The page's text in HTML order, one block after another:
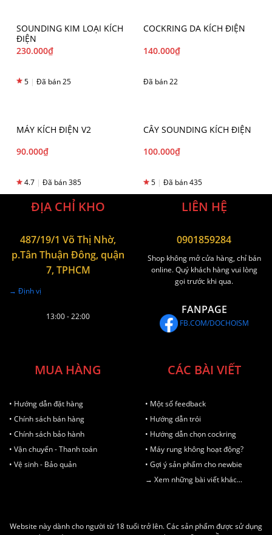
SOUNDING KIM LOẠI KÍCH
ĐIỆN
230.000₫
5 | Đã bán 25
COCKRING DA KÍCH ĐIỆN
140.000₫
Đã bán 22
MÁY KÍCH ĐIỆN V2
90.000₫
4.7 | Đã bán 385
CÂY SOUNDING KÍCH ĐIỆN
100.000₫
5 | Đã bán 435
ĐỊA CHỈ KHO
487/19/1 Võ Thị Nhờ,
p.Tân Thuận Đông, quận
7, TPHCM
→ Định vị
13:00 - 22:00
LIÊN HỆ
0901859284
Shop không mở cửa hàng, chỉ bán
online. Quý khách hàng vui lòng
gọi trước khi qua.
FANPAGE
FB.COM/DOCHOISM
MUA HÀNG
• Hướng dẫn đặt hàng
• Chính sách bán hàng
• Chính sách bảo hành
• Vận chuyển - Thanh toán
• Vệ sinh - Bảo quản
CÁC BÀI VIẾT
• Một số feedback
• Hướng dẫn trói
• Hướng dẫn chọn cockring
• Máy rung không hoạt động?
• Gợi ý sản phẩm cho newbie
→ Xem những bài viết khác...
Website này dành cho người từ 18 tuổi trở lên. Các sản phẩm được sử dụng